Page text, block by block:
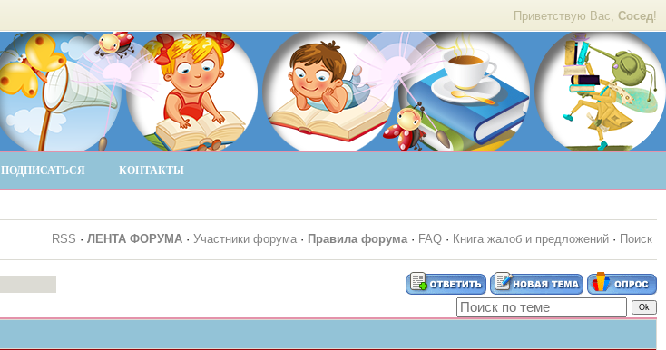
Приветствую Вас, Сосед!
ПОДПИСАТЬСЯ КОНТАКТЫ
RSS · ЛЕНТА ФОРУМА · Участники форума · Правила форума· FAQ · Книга жалоб и предложений · Поиск